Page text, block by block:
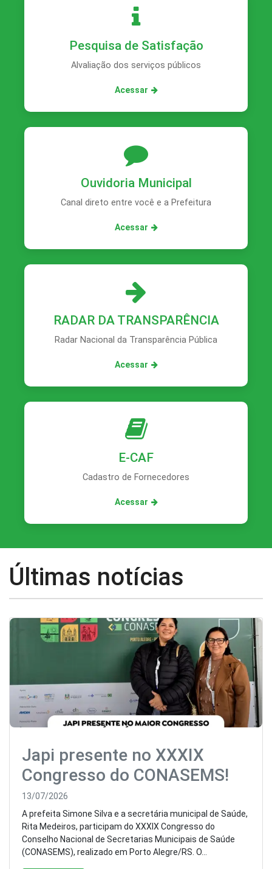
Pesquisa de Satisfação
Alvaliação dos serviços públicos
Acessar
Ouvidoria Municipal
Canal direto entre você e a Prefeitura
Acessar
RADAR DA TRANSPARÊNCIA
Radar Nacional da Transparência Pública
Acessar
E-CAF
Cadastro de Fornecedores
Acessar
Últimas notícias
Japi presente no XXXIX
Congresso do CONASEMS!
13/07/2026
A prefeita Simone Silva e a secretária municipal de Saúde,
Rita Medeiros, participam do XXXIX Congresso do
Conselho Nacional de Secretarias Municipais de Saúde
(CONASEMS), realizado em Porto Alegre/RS. O...